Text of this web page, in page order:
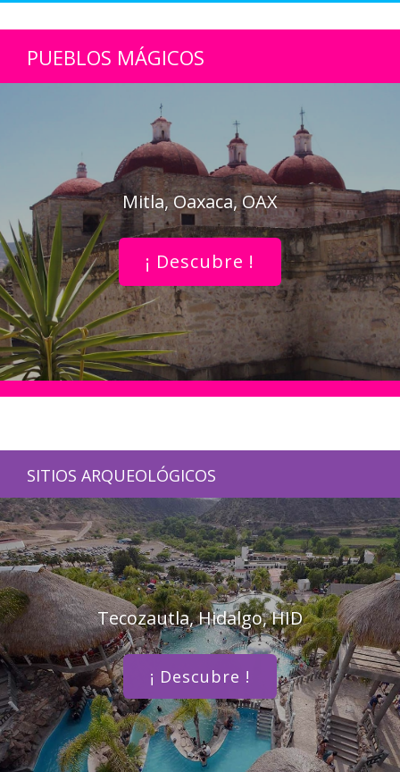
PUEBLOS MÁGICOS
Mitla, Oaxaca, OAX
¡ Descubre !
SITIOS ARQUEOLÓGICOS
Tecozautla, Hidalgo, HID
¡ Descubre !